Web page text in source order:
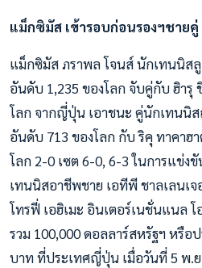
แม็กซิมัส เข้ารอบก่อนรองฯชาย
แม็กซิมัส ภราพล โจนส์ นักเทนนิส
อันดับ 1,235 ของโลก จับคู่กับ ฮิารุ
โลก จากญี่ปุ่น เอาชนะ คู่นักเทนนิ
อันดับ 713 ของโลก กับ ริคุ ทาคาฮ
โลก 2-0 เซต 6-0, 6-3 ในการแข่ง
เทนนิสอาชีพชาย เอทีพี ชาลเลนเจ
โทรฟี่ เอฮิเมะ อินเตอร์เนชั่นแนล โ
รวม 100,000 ดอลลาร์สหรัฐฯ หรือ
บาท ที่ประเทศญี่ปุ่น เมื่อวันที่ 5 พ.